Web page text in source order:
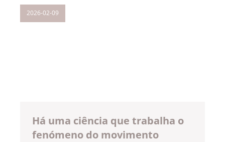
2026-02-09
Há uma ciência que trabalha o
fenómeno do movimento